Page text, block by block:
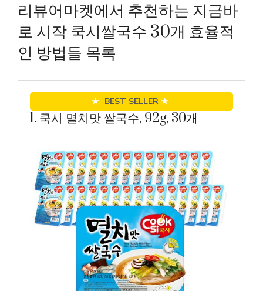
리뷰어마켓에서 추천하는 지금바
로 시작 쿡시쌀국수 30개 효율적
인 방법들 목록
★ BEST SELLER ★
1. 쿡시 멸치맛 쌀국수, 92g, 30개